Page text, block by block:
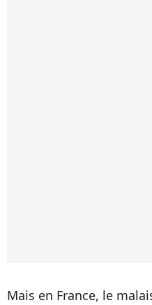
Mais en France, le